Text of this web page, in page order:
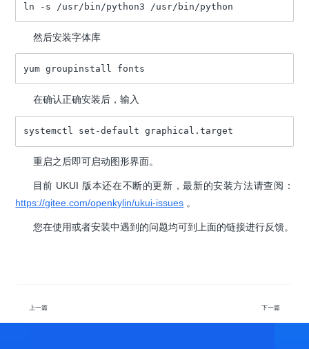
ln -s /usr/bin/python3 /usr/bin/python
然后安装字体库
yum groupinstall fonts
在确认正确安装后，输入
systemctl set-default graphical.target
重启之后即可启动图形界面。
目前 UKUI 版本还在不断的更新，最新的安装方法请查阅：
https://gitee.com/openkylin/ukui-issues 。
您在使用或者安装中遇到的问题均可到上面的链接进行反馈。
上一篇 下一篇